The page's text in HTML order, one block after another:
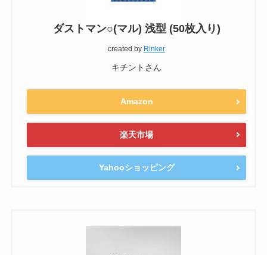
ダストマン○(マル) 浅型 (50枚入り)
created by Rinker
キチントさん
Amazon
楽天市場
Yahooショッピング